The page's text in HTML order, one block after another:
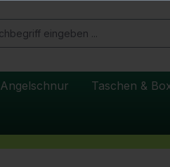
Angelschnur Taschen &